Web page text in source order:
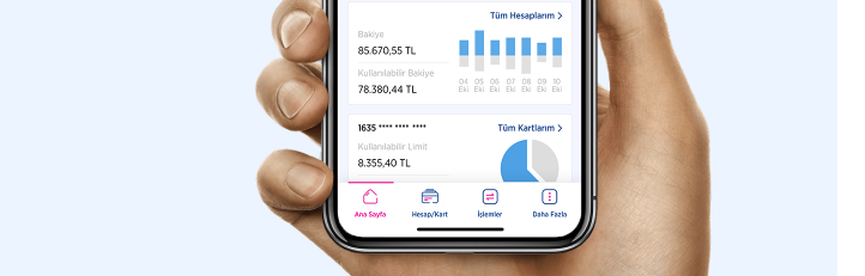
İlave Devlet Katkısı (Yıllık)